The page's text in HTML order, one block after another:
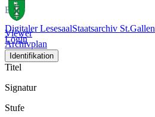
Digitaler LesesaalStaatsarchiv St.Gallen
Login
Bild
Viewer
Archivplan
Identifikation
Titel
Signatur
Stufe